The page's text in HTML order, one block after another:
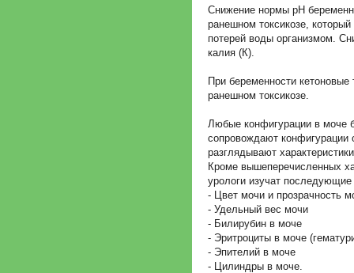
Снижение нормы рН
ранешном токсикозе,
потерей воды организмом.
калия (К).
При беременности
ранешном токсикозе.
Любые конфигурации в моче
сопровождают конфигурации
разглядывают
Кроме вышеперечисленных
урологи изучат последующие
- Цвет мочи и прозрачность
- Удельный вес мочи
- Билирубин в моче
- Эритроциты в моче
- Эпителий в моче
- Цилиндры в моче.